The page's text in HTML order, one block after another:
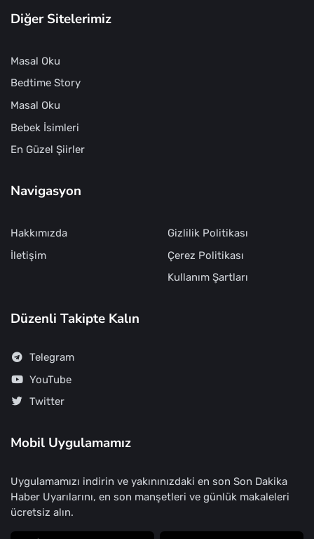
Diğer Sitelerimiz
Masal Oku
Bedtime Story
Masal Oku
Bebek İsimleri
En Güzel Şiirler
Navigasyon
Hakkımızda
İletişim
Gizlilik Politikası
Çerez Politikası
Kullanım Şartları
Düzenli Takipte Kalın
Telegram
YouTube
Twitter
Mobil Uygulamamız
Uygulamamızı indirin ve yakınınızdaki en son Son Dakika
Haber Uyarılarını, en son manşetleri ve günlük makaleleri
ücretsiz alın.